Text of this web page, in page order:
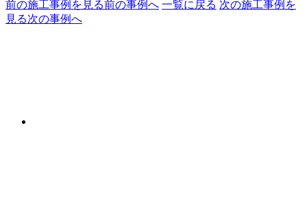
前の施工事例を見る前の事例へ 一覧に戻る 次の施工事例を
見る次の事例へ